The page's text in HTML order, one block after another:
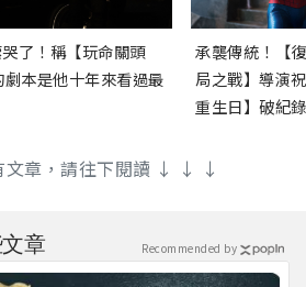
了！稱【玩命關頭
劇本是他十年來看過最
承襲傳統！【
局之戰】導演
重生日】破紀
章，請往下閱讀 ↓ ↓ ↓
章 Recommended by